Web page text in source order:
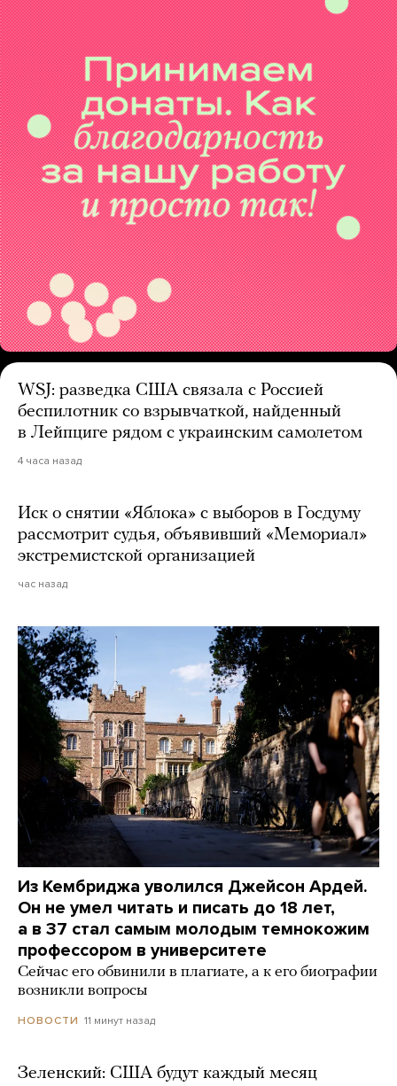
WSJ: разведка США связала с Россией
беспилотник со взрывчаткой, найденный
в Лейпциге рядом с украинским самолетом
4 часа назад
Иск о снятии «Яблока» с выборов в Госдуму
рассмотрит судья, объявивший «Мемориал»
экстремистской организацией
час назад
Из Кембриджа уволился Джейсон Ардей.
Он не умел читать и писать до 18 лет,
а в 37 стал самым молодым темнокожим
профессором в университете
Сейчас его обвинили в плагиате, а к его биографии
возникли вопросы
НОВОСТИ 11 минут назад
Зеленский: США будут каждый месяц